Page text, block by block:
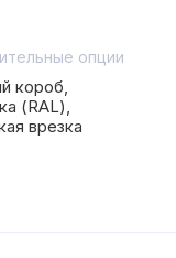
опции
короб,
(RAL),
врезка